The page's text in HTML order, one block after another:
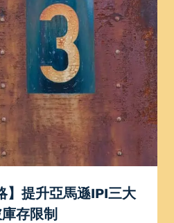
】提升亞馬遜IPI三大
存限制